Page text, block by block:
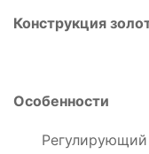
Конструкция
Особенности
Регулирующий